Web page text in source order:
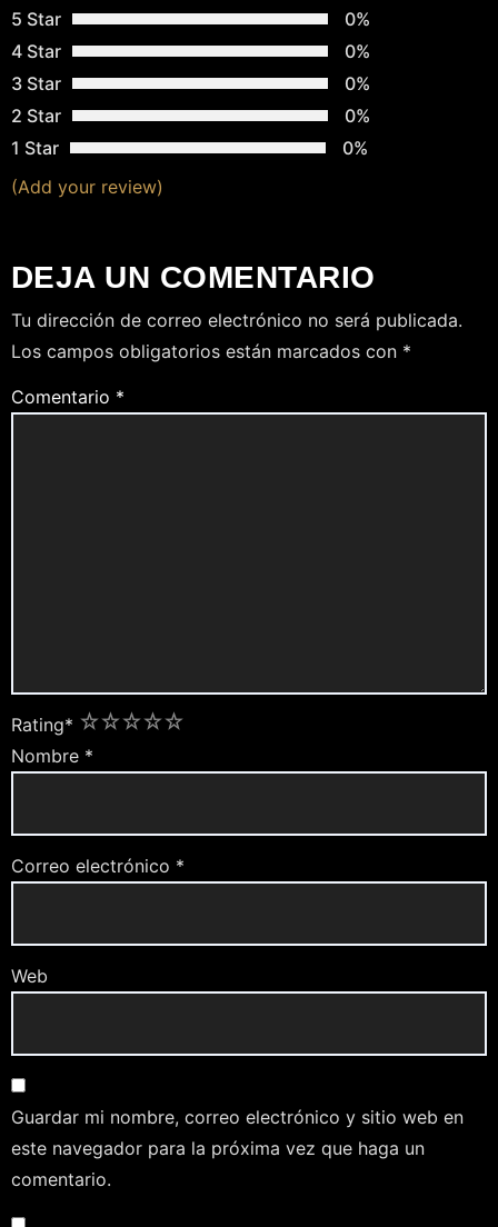
S
5 Star
0%
4 Star
0%
3 Star
0%
2 Star
0%
1 Star
0%
(Add your review)
DEJA UN COMENTARIO
Tu dirección de correo electrónico no será publicada.
Los campos obligatorios están marcados con *
Comentario *
Rating* 5
4
3
2
1
Nombre *
Correo electrónico *
Web
Guardar mi nombre, correo electrónico y sitio web en
este navegador para la próxima vez que haga un
comentario.